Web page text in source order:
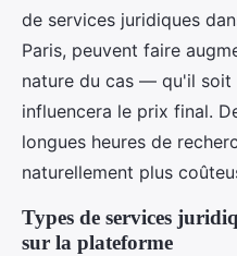
de services juridiques
Paris, peuvent faire
nature du cas — qu'il
influencera le prix final.
longues heures de
naturellement plus
Types de services
sur la plateforme